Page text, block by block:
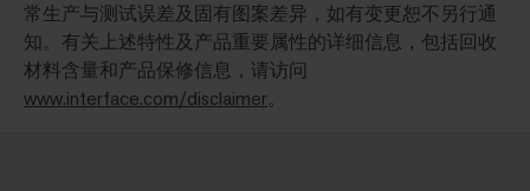
常生产与测试误差及固有图案差异，如有变更恕不另行通
知。有关上述特性及产品重要属性的详细信息，包括回收
材料含量和产品保修信息，请访问
www.interface.com/disclaimer。